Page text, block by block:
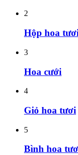
2
Hộp hoa tươi
3
Hoa cưới
4
Giỏ hoa tươi
5
Bình hoa